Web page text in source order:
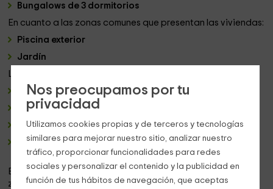
Nos preocupamos por tu
privacidad
Utilizamos cookies propias y de terceros y tecnologías
similares para mejorar nuestro sitio, analizar nuestro
tráfico, proporcionar funcionalidades para redes
sociales y personalizar el contenido y la publicidad en
función de tus hábitos de navegación, que aceptas
Bungalows de 3 dormitorios
En cuanto a las zonas comunes que presentan las viviendas:
Piscina exterior
Jardín
Las viviendas tienen las siguientes características:
Terraza privada con una zona barbacoa
Mobiliario dejardín
Cocinacompletamente equipada
Bañototalmente equipado con todos los artículos de
aseo necesarios
El alojamiento se encuentra muy próximo a la playa, en una
zona muy tranquila en la que poder descansar y relajarse